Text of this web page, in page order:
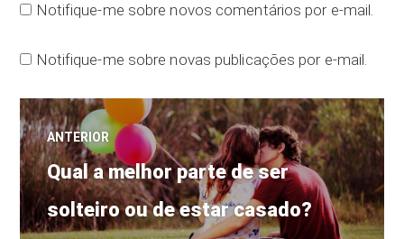
Notifique-me sobre novos comentários por e-mail.
Notifique-me sobre novas publicações por e-mail.
Navegação
de
ANTERIOR
Post
anterior:
Qual a melhor parte de ser
solteiro ou de estar casado?